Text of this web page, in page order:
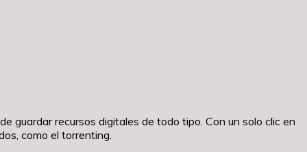
guardar recursos digitales de todo tipo. Con un solo clic en
como el torrenting.